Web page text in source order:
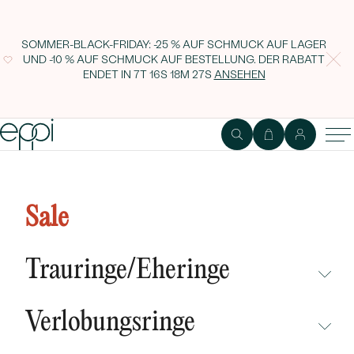
SOMMER-BLACK-FRIDAY: -25 % AUF SCHMUCK AUF LAGER
UND -10 % AUF SCHMUCK AUF BESTELLUNG. DER RABATT
ENDET IN 7T 16S 18M 26SANSEHEN
Sale
Trauringe/Eheringe
NEUHEITEN
Verlobungsringe
Silber mit Herz Nikole